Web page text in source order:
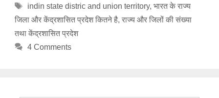
Tags
indin state distric and union territory, भारत के राज्य
जिला और केंद्रशासित प्रदेश कितने है, राज्य और जिलों की संख्या
तथा केंद्रशासित प्रदेश
4 Comments